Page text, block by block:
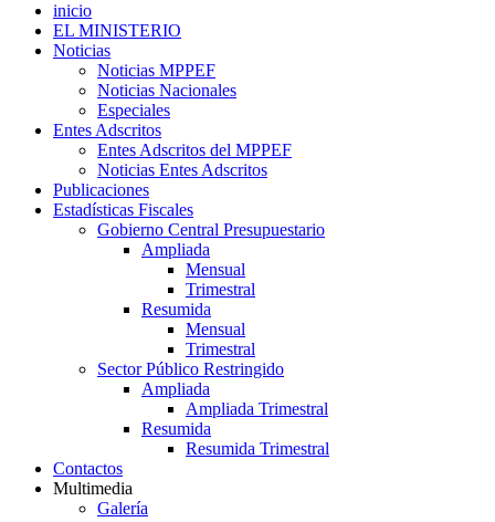
inicio
EL MINISTERIO
Noticias
Noticias MPPEF
Noticias Nacionales
Especiales
Entes Adscritos
Entes Adscritos del MPPEF
Noticias Entes Adscritos
Publicaciones
Estadísticas Fiscales
Gobierno Central Presupuestario
Ampliada
Mensual
Trimestral
Resumida
Mensual
Trimestral
Sector Público Restringido
Ampliada
Ampliada Trimestral
Resumida
Resumida Trimestral
Contactos
Multimedia
Galería